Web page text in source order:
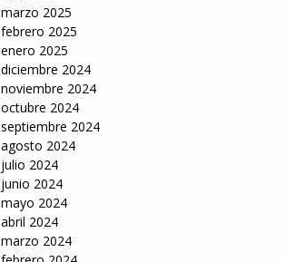
marzo 2025
febrero 2025
enero 2025
diciembre 2024
noviembre 2024
octubre 2024
septiembre 2024
agosto 2024
julio 2024
junio 2024
mayo 2024
abril 2024
marzo 2024